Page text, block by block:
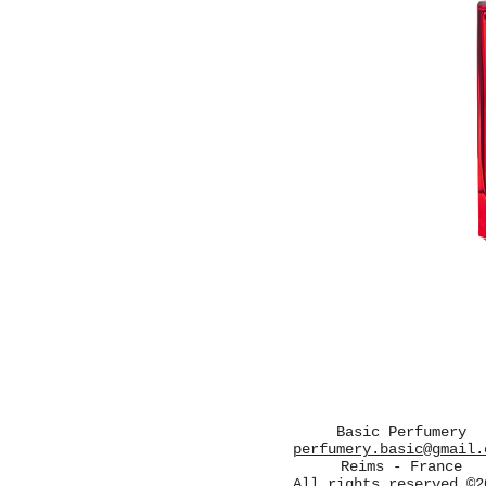
Basic Perfumery
Reims - France